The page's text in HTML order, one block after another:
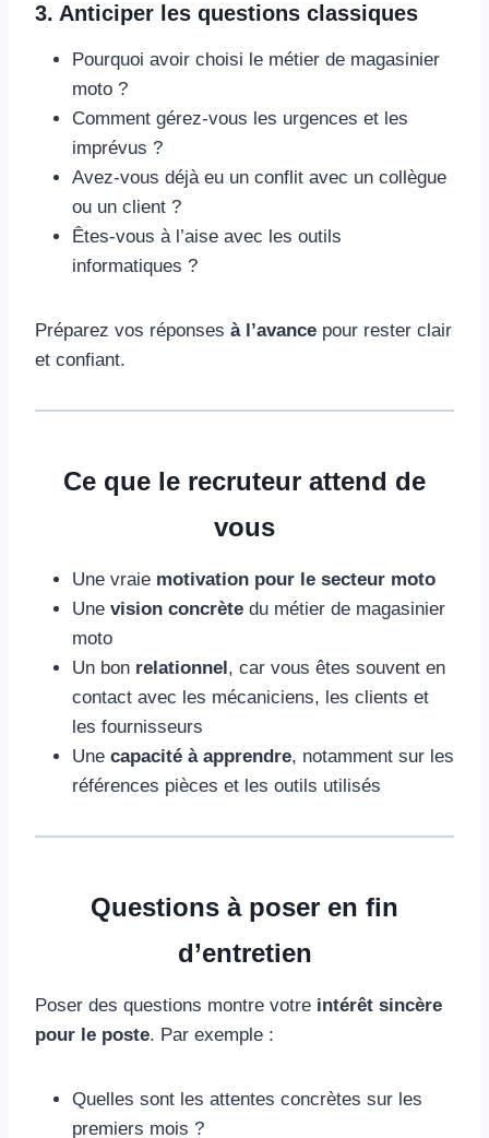
3. Anticiper les questions classiques
Pourquoi avoir choisi le métier de magasinier
moto ?
Comment gérez-vous les urgences et les
imprévus ?
Avez-vous déjà eu un conflit avec un collègue
ou un client ?
Êtes-vous à l’aise avec les outils
informatiques ?
Préparez vos réponses à l’avance pour rester clair
et confiant.
Ce que le recruteur attend de
vous
Une vraie motivation pour le secteur moto
Une vision concrète du métier de magasinier
moto
Un bon relationnel, car vous êtes souvent en
contact avec les mécaniciens, les clients et
les fournisseurs
Une capacité à apprendre, notamment sur les
références pièces et les outils utilisés
Questions à poser en fin
d’entretien
Poser des questions montre votre intérêt sincère
pour le poste. Par exemple :
Quelles sont les attentes concrètes sur les
premiers mois ?